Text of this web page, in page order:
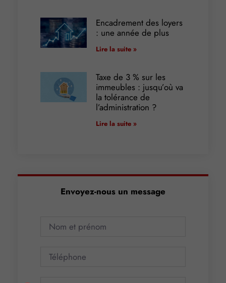
Encadrement des loyers
: une année de plus
Lire la suite »
Taxe de 3 % sur les
immeubles : jusqu’où va
la tolérance de
l’administration ?
Lire la suite »
Envoyez-nous un message